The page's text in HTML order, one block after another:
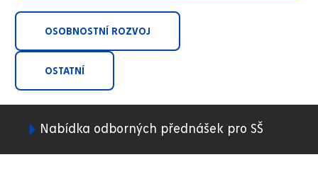
OSOBNOSTNÍ ROZVOJ
OSTATNÍ
02.
Nabídka odborných přednášek pro SŠ